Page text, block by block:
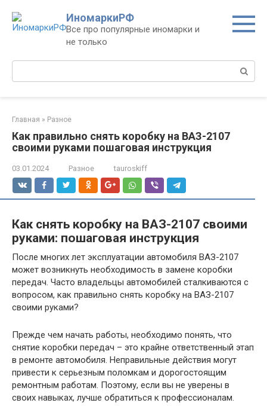
контенту
ИномаркиРФ
Все про популярные иномарки и
не только
Поиск:
Главная » Разное
Как правильно снять коробку на ВАЗ-2107
своими руками пошаговая инструкция
03.01.2024 Разное tauroskiff
Как снять коробку на ВАЗ-2107 своими
руками: пошаговая инструкция
После многих лет эксплуатации автомобиля ВАЗ-2107
может возникнуть необходимость в замене коробки
передач. Часто владельцы автомобилей сталкиваются с
вопросом, как правильно снять коробку на ВАЗ-2107
своими руками?
Прежде чем начать работы, необходимо понять, что
снятие коробки передач – это крайне ответственный этап
в ремонте автомобиля. Неправильные действия могут
привести к серьезным поломкам и дорогостоящим
ремонтным работам. Поэтому, если вы не уверены в
своих навыках, лучше обратиться к профессионалам.